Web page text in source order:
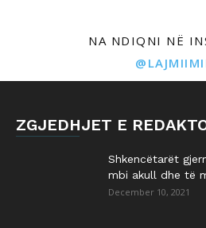
NA NDIQNI NË
ZGJEDHJET E
Shkencëtarët
mbi akull dhe të
December 10, 2021